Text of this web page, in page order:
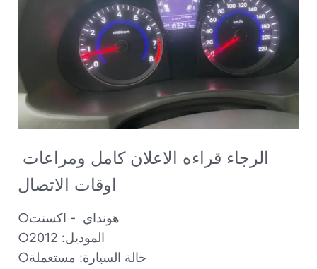
○هونداي  - اكسنت
○الموديل: 2012
○حالة السيارة: مستعملة